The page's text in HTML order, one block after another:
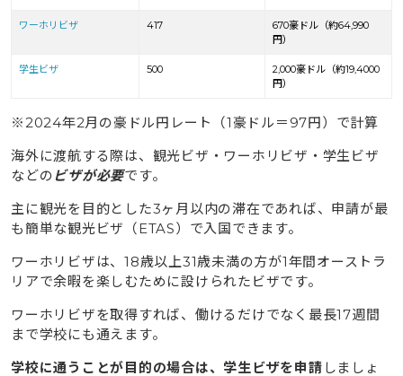
ワーホリビザ 417
670豪ドル（約64,990
円）
学生ビザ 500
2,000豪ドル（約19,4000
円）
※2024年2月の豪ドル円レート（1豪ドル＝97円）で計算
海外に渡航する際は、観光ビザ・ワーホリビザ・学生ビザ
などの ビザが必要です。
主に観光を目的とした3ヶ月以内の滞在であれば、申請が最
も簡単な観光ビザ（ETAS）で入国できます。
ワーホリビザは、18歳以上31歳未満の方が1年間オーストラ
リアで余暇を楽しむために設けられたビザです。
ワーホリビザを取得すれば、働けるだけでなく最長17週間
まで学校にも通えます。
学校に通うことが目的の場合は、学生ビザを申請 しましょ